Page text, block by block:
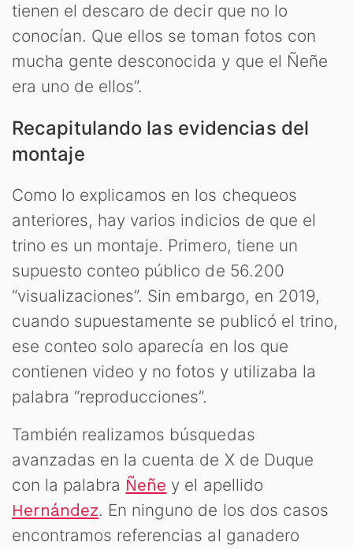
tienen el descaro de decir que no lo
conocían. Que ellos se toman fotos con
mucha gente desconocida y que el Ñeñe
era uno de ellos”.
Recapitulando las evidencias del
montaje
Como lo explicamos en los chequeos
anteriores, hay varios indicios de que el
trino es un montaje. Primero, tiene un
supuesto conteo público de 56.200
“visualizaciones”. Sin embargo, en 2019,
cuando supuestamente se publicó el trino,
ese conteo solo aparecía en los que
contienen video y no fotos y utilizaba la
palabra “reproducciones”.
También realizamos búsquedas
avanzadas en la cuenta de X de Duque
con la palabra Ñeñe y el apellido
Hernández. En ninguno de los dos casos
encontramos referencias al ganadero